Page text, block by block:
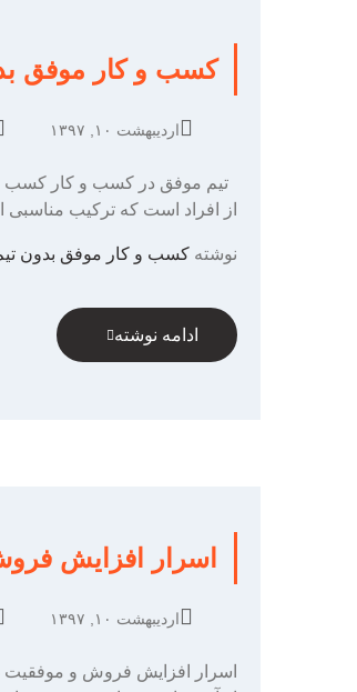
کسب و کار موفق
اردیبهشت ۱۰, ۱۳۹۷
تیم موفق در کسب و کار کسب و
از افراد است که ترکیب مناسبی از مهارت‌های
نوشته کسب و کار موفق بدون
ادامه نوشته
اسرار افزایش
اردیبهشت ۱۰, ۱۳۹۷
اسرار افزایش فروش و موفقیت